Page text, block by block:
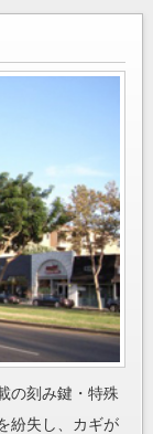
の刻み鍵・特殊
紛失し、カギが